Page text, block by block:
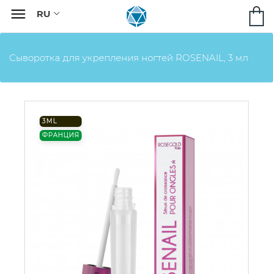

Сыворотка для укрепления ногтей ROSENAIL, 3 мл
3ML
ФРАНЦИЯ